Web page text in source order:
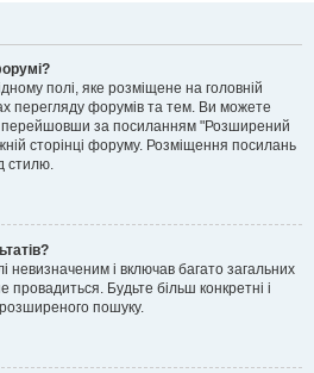
полі, яке розміщене на головній
перегляду форумів та тем. Ви можете
за посиланням "Розширений
сторінці форуму. Розміщення посилань
стилю.
невизначеним і включав багато загальних
провадиться. Будьте більш конкретні і
пошуку.